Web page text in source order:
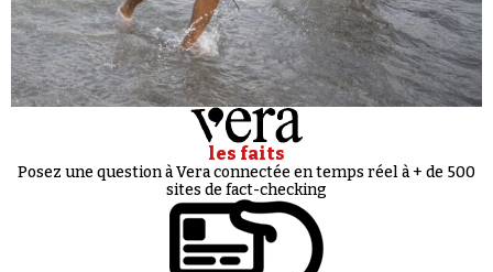
les faits
Posez une question à Vera connectée en temps réel à + de 500
sites de fact-checking